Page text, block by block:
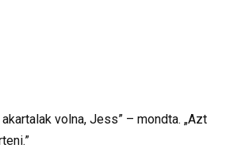
volna, Jess” – mondta. „Azt